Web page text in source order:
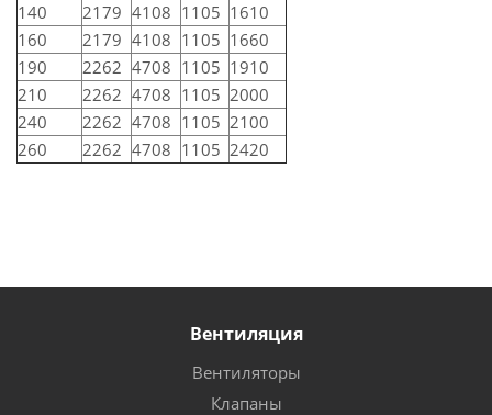
140
2179 4108 1105 1610
160
2179 4108 1105 1660
190
2262 4708 1105 1910
210
2262 4708 1105 2000
240
2262 4708 1105 2100
260
2262 4708 1105 2420
Вентиляция
Вентиляторы
Клапаны